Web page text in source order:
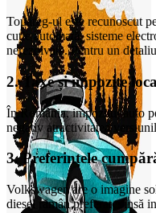
Touareg-ul este recunoscut
cutie automată, sisteme
nerezolvate. Pentru un
2. Taxe și impozite
În România, impozitul auto
negativ atractivitatea
3. Preferințele
Volkswagen are o imagine
diesel rămân preferate, însă